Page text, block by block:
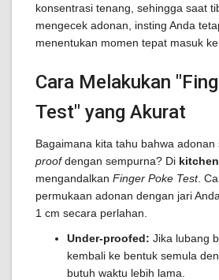
konsentrasi tenang, sehingga saat
mengecek adonan, insting Anda
menentukan momen tepat masuk ke
Cara Melakukan
Test" yang Akurat
Bagaimana kita tahu bahwa adonan
proofdengan sempurna? Di
mengandalkan Finger Poke Test.
permukaan adonan dengan jari
1 cm secara perlahan.
Under-proofed: Jika lubang
kembali ke bentuk semula
butuh waktu lebih lama.